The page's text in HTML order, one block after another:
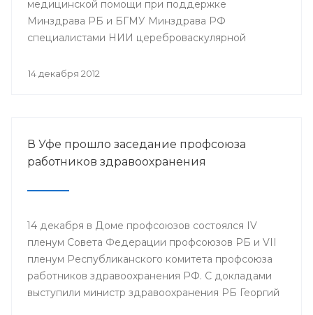
медицинской помощи при поддержке
Минздрава РБ и БГМУ Минздрава РФ
специалистами НИИ цереброваскулярной
(г.Москва) будет проведен мастер-класс.
14 декабря 2012
В Уфе прошло заседание профсоюза
работников здравоохранения
14 декабря в Доме профсоюзов состоялся IV
пленум Совета Федерации профсоюзов РБ и VII
пленум Республиканского комитета профсоюза
работников здравоохранения РФ. С докладами
выступили министр здравоохранения РБ Георгий